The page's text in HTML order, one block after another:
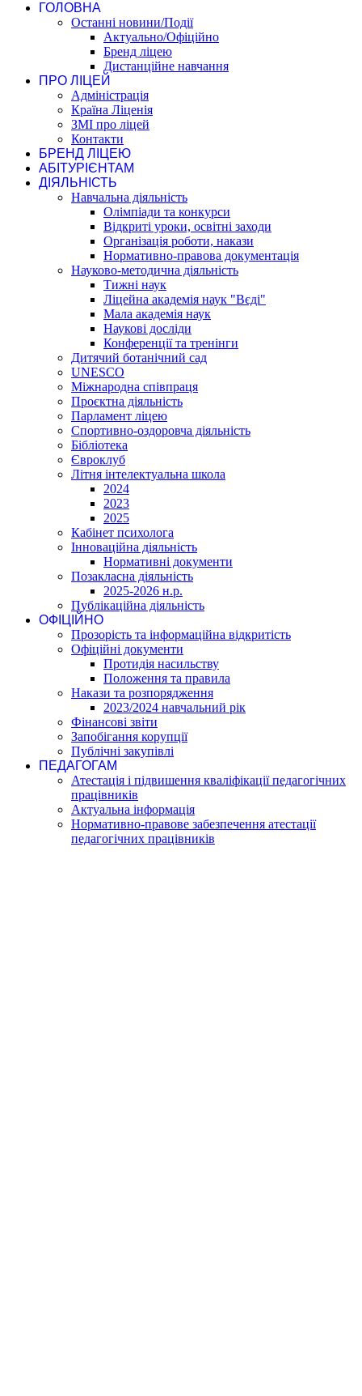
ГОЛОВНА
Останні новини/Події
Актуально/Офіційно
Бренд ліцею
Дистанційне навчання
ПРО ЛІЦЕЙ
Адміністрація
Країна Ліценія
ЗМІ про ліцей
Контакти
БРЕНД ЛІЦЕЮ
АБІТУРІЄНТАМ
ДІЯЛЬНІСТЬ
Навчальна діяльність
Олімпіади та конкурси
Відкриті уроки, освітні заходи
Організація роботи, накази
Нормативно-правова документація
Науково-методична діяльність
Тижні наук
Ліцейна академія наук "Вєді"
Мала академія наук
Наукові досліди
Конференції та тренінги
Дитячий ботанічний сад
UNESCO
Міжнародна співпраця
Проєктна діяльність
Парламент ліцею
Спортивно-оздоровча діяльність
Бібліотека
Євроклуб
Літня інтелектуальна школа
2024
2023
2025
Кабінет психолога
Інноваційна діяльність
Нормативні документи
Позакласна діяльність
2025-2026 н.р.
Публікаційна діяльність
ОФІЦІЙНО
Прозорість та інформаційна відкритість
Офіційні документи
Протидія насильству
Положення та правила
Накази та розпорядження
2023/2024 навчальний рік
Фінансові звіти
Запобігання корупції
Публічні закупівлі
ПЕДАГОГАМ
Атестація і підвишення кваліфікації педагогічних
працівників
Актуальна інформація
Нормативно-правове забезпечення атестації
педагогічних працівників